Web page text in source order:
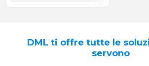
DML ti offre tutte le
servono